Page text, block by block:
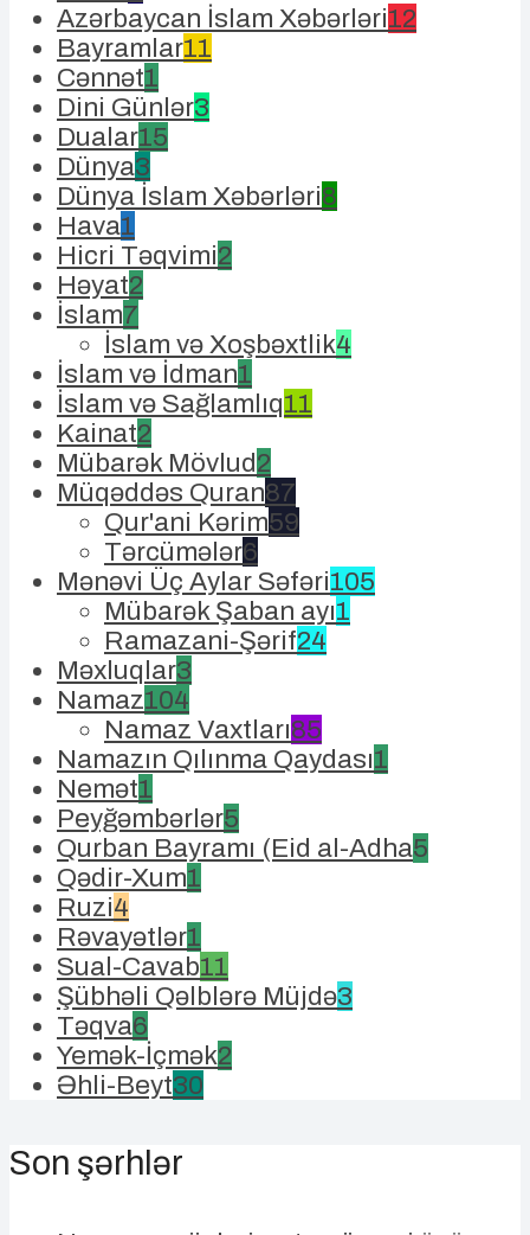
Azərbaycan İslam Xəbərləri12
Bayramlar11
Cənnət1
Dini Günlər3
Dualar15
Dünya3
Dünya İslam Xəbərləri8
Hava1
Hicri Təqvimi2
Həyat2
İslam7
İslam və Xoşbəxtlik4
İslam və İdman1
İslam və Sağlamlıq11
Kainat2
Mübarək Mövlud2
Müqəddəs Quran87
Qur'ani Kərim59
Tərcümələr6
Mənəvi Üç Aylar Səfəri105
Mübarək Şaban ayı1
Ramazani-Şərif24
Məxluqlar3
Namaz104
Namaz Vaxtları85
Namazın Qılınma Qaydası1
Nemət1
Peyğəmbərlər5
Qurban Bayramı (Eid al-Adha5
Qədir-Xum1
Ruzi4
Rəvayətlər1
Sual-Cavab11
Şübhəli Qəlblərə Müjdə3
Təqva6
Yemək-İçmək2
Əhli-Beyt30
Son şərhlər